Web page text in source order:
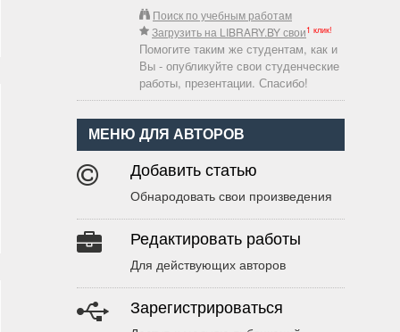
Поиск по учебным работам
Загрузить на LIBRARY.BY свои1 клик!
Помогите таким же студентам, как и
Вы - опубликуйте свои студенческие
работы, презентации. Спасибо!
МЕНЮ ДЛЯ АВТОРОВ
Добавить статью
Обнародовать свои произведения
Редактировать работы
Для действующих авторов
Зарегистрироваться